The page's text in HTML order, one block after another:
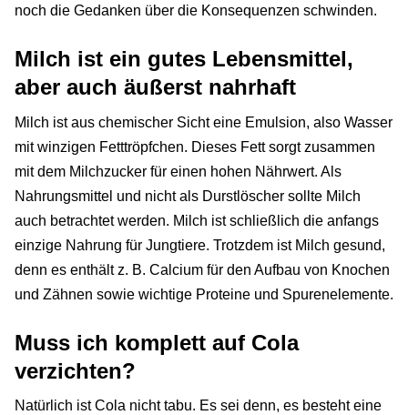
noch die Gedanken über die Konsequenzen schwinden.
Milch ist ein gutes Lebensmittel,
aber auch äußerst nahrhaft
Milch ist aus chemischer Sicht eine Emulsion, also Wasser
mit winzigen Fetttröpfchen. Dieses Fett sorgt zusammen
mit dem Milchzucker für einen hohen Nährwert. Als
Nahrungsmittel und nicht als Durstlöscher sollte Milch
auch betrachtet werden. Milch ist schließlich die anfangs
einzige Nahrung für Jungtiere. Trotzdem ist Milch gesund,
denn es enthält z. B. Calcium für den Aufbau von Knochen
und Zähnen sowie wichtige Proteine und Spurenelemente.
Muss ich komplett auf Cola
verzichten?
Natürlich ist Cola nicht tabu. Es sei denn, es besteht eine